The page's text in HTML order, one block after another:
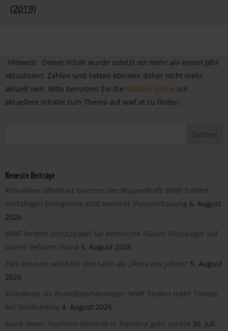
(2019)
Hinweis:
Dieser Inhalt wurde zuletzt vor mehr als einem Jahr
aktualisiert. Zahlen und Fakten könnten daher nicht mehr
aktuell sein. Bitte benutzen Sie die Globale Suche um
aktuellere Inhalte zum Thema auf wwf.at zu finden.
Neueste Beiträge
Klimakrise offenbart Grenzen der Wasserkraft: WWF fordert
vielfältigen Energiemix statt weiterer Flussverbauung 6. August
2026
WWF fordert Schutzpaket für heimische Flüsse: Flusspegel auf
bisher tiefstem Stand 5. August 2026
Toni Innauer wirbt für den Lech als „Fluss des Jahres“ 5. August
2026
Klimakrise als Brandbeschleuniger: WWF fordert mehr Tempo
bei Waldumbau 4. August 2026
Good News: Nashorn-Wilderei in Namibia geht zurück 30. Juli